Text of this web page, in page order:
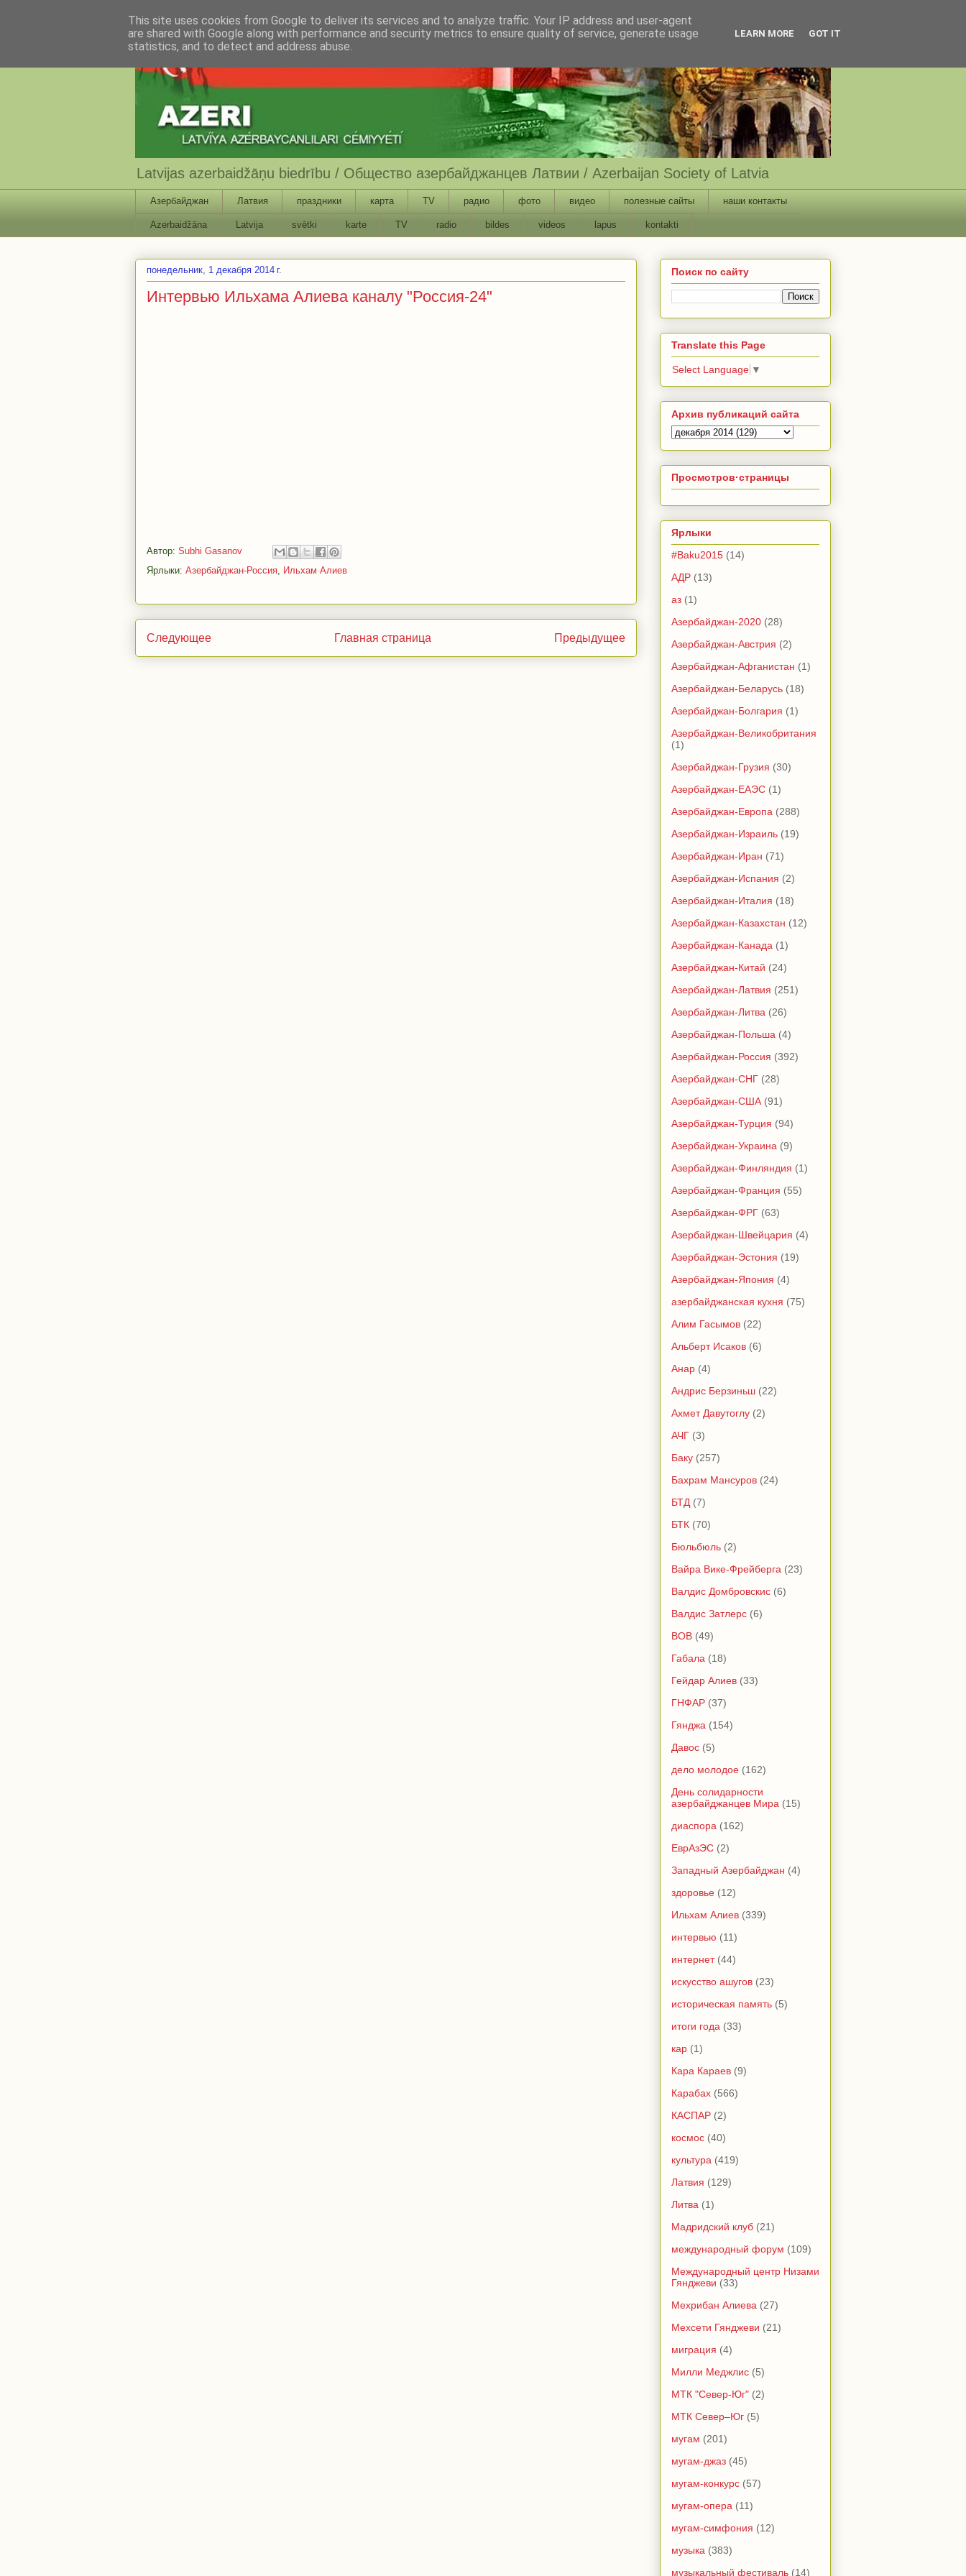
Latvijas azerbaidžāņu biedrību / Общество азербайджанцев Латвии / Azerbaijan Society of Latvia
Азербайджан Латвия праздники карта TV радио фото видео полезные сайты наши контакты
Azerbaidžāna Latvija svētki karte TV radio bildes videos lapus kontakti
понедельник, 1 декабря 2014 г.
Интервью Ильхама Алиева каналу "Россия-24"
Автор: Subhi Gasanov
Ярлыки: Азербайджан-Россия, Ильхам Алиев
Следующее Предыдущее
Главная страница
Поиск по сайту
Translate this Page
Select Language ▼
Архив публикаций сайта
Просмотров·страницы
Ярлыки
#Baku2015 (14)
АДР (13)
аз (1)
Азербайджан-2020 (28)
Азербайджан-Австрия (2)
Азербайджан-Афганистан (1)
Азербайджан-Беларусь (18)
Азербайджан-Болгария (1)
Азербайджан-Великобритания
(1)
Азербайджан-Грузия (30)
Азербайджан-ЕАЭС (1)
Азербайджан-Европа (288)
Азербайджан-Израиль (19)
Азербайджан-Иран (71)
Азербайджан-Испания (2)
Азербайджан-Италия (18)
Азербайджан-Казахстан (12)
Азербайджан-Канада (1)
Азербайджан-Китай (24)
Азербайджан-Латвия (251)
Азербайджан-Литва (26)
Азербайджан-Польша (4)
Азербайджан-Россия (392)
Азербайджан-СНГ (28)
Азербайджан-США (91)
Азербайджан-Турция (94)
Азербайджан-Украина (9)
Азербайджан-Финляндия (1)
Азербайджан-Франция (55)
Азербайджан-ФРГ (63)
Азербайджан-Швейцария (4)
Азербайджан-Эстония (19)
Азербайджан-Япония (4)
азербайджанская кухня (75)
Алим Гасымов (22)
Альберт Исаков (6)
Анар (4)
Андрис Берзиньш (22)
Ахмет Давутоглу (2)
АЧГ (3)
Баку (257)
Бахрам Мансуров (24)
БТД (7)
БТК (70)
Бюльбюль (2)
Вайра Вике-Фрейберга (23)
Валдис Домбровскис (6)
Валдис Затлерс (6)
ВОВ (49)
Габала (18)
Гейдар Алиев (33)
ГНФАР (37)
Гянджа (154)
Давос (5)
дело молодое (162)
День солидарности
азербайджанцев Мира (15)
диаспора (162)
ЕврАзЭС (2)
Западный Азербайджан (4)
здоровье (12)
Ильхам Алиев (339)
интервью (11)
интернет (44)
искусство ашугов (23)
историческая память (5)
итоги года (33)
кар (1)
Кара Караев (9)
Карабах (566)
КАСПАР (2)
космос (40)
культура (419)
Латвия (129)
Литва (1)
Мадридский клуб (21)
международный форум (109)
Международный центр Низами
Гянджеви (33)
Мехрибан Алиева (27)
Мехсети Гянджеви (21)
миграция (4)
Милли Меджлис (5)
МТК "Север-Юг" (2)
МТК Север–Юг (5)
мугам (201)
мугам-джаз (45)
мугам-конкурс (57)
мугам-опера (11)
мугам-симфония (12)
музыка (383)
музыкальный фестиваль (14)
This site uses cookies from Google to deliver its services and to analyze traffic. Your IP address and user-agent
are shared with Google along with performance and security metrics to ensure quality of service, generate usage
statistics, and to detect and address abuse.
LEARN MORE GOT IT